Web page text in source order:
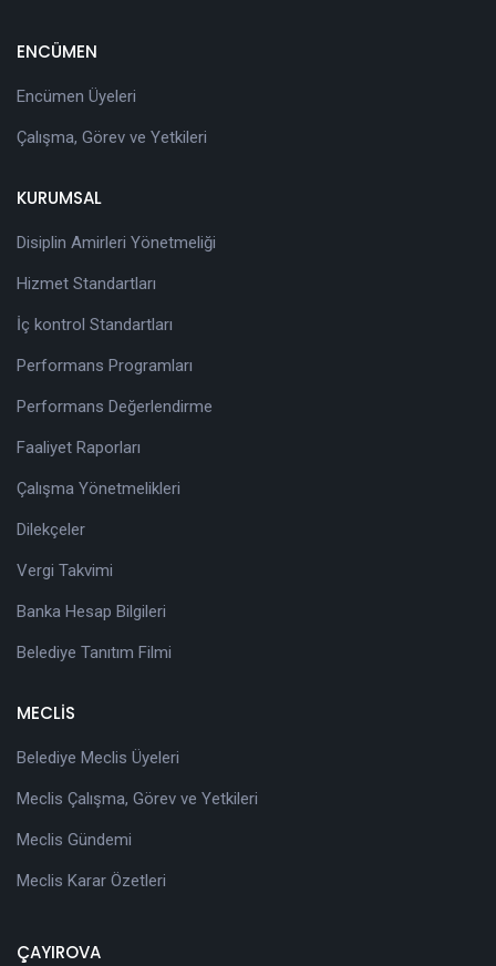
ENCÜMEN
Encümen Üyeleri
Çalışma, Görev ve Yetkileri
KURUMSAL
Disiplin Amirleri Yönetmeliği
Hizmet Standartları
İç kontrol Standartları
Performans Programları
Performans Değerlendirme
Faaliyet Raporları
Çalışma Yönetmelikleri
Dilekçeler
Vergi Takvimi
Banka Hesap Bilgileri
Belediye Tanıtım Filmi
MECLİS
Belediye Meclis Üyeleri
Meclis Çalışma, Görev ve Yetkileri
Meclis Gündemi
Meclis Karar Özetleri
ÇAYIROVA